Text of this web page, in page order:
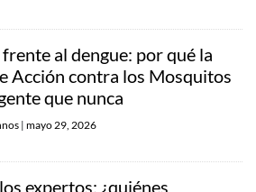
al dengue: por qué la
Acción contra los Mosquitos
que nunca
| mayo 29, 2026
expertos: ¿quiénes